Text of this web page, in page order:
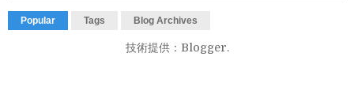
Popular Tags Blog Archives
技術提供： Blogger.